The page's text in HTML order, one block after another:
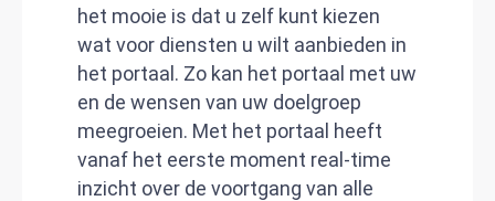
het mooie is dat u zelf kunt kiezen
wat voor diensten u wilt aanbieden in
het portaal. Zo kan het portaal met uw
en de wensen van uw doelgroep
meegroeien. Met het portaal heeft
vanaf het eerste moment real-time
inzicht over de voortgang van alle